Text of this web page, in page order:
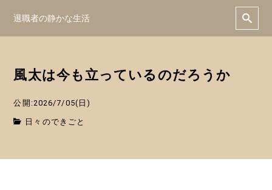
退職者の静かな生活
風太は今も立っているのだろうか
公開:2026/7/05(日)
日々のできごと